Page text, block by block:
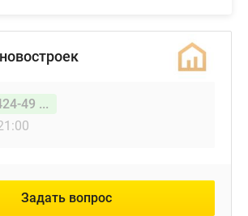
49 ...
Задать вопрос